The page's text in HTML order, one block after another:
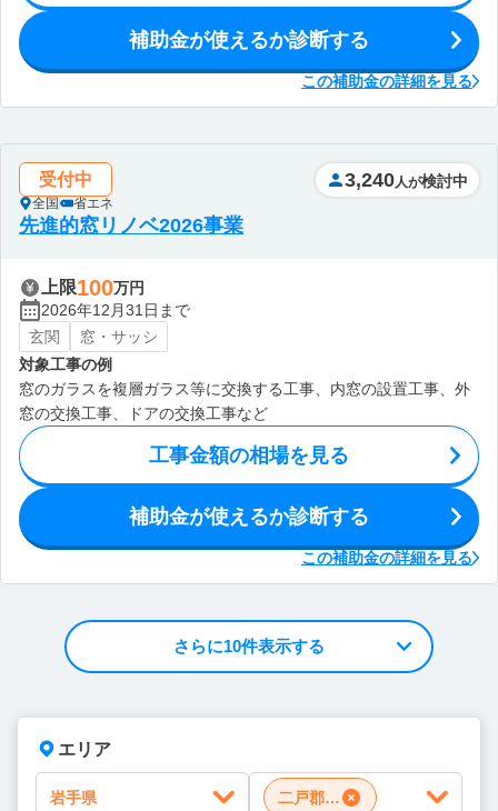
補助金が使えるか診断する
この補助金の詳細を見る
受付中
全国 省エネ
3,240 人が検討中
先進的窓リノベ2026事業
上限100万円
2026年12月31日まで
玄関
窓・サッシ
対象工事の例
窓のガラスを複層ガラス等に交換する工事、内窓の設置工事、外
窓の交換工事、ドアの交換工事など
工事金額の相場を見る
補助金が使えるか診断する
この補助金の詳細を見る
さらに10件表示する
エリア
岩手県 二戸郡一戸町